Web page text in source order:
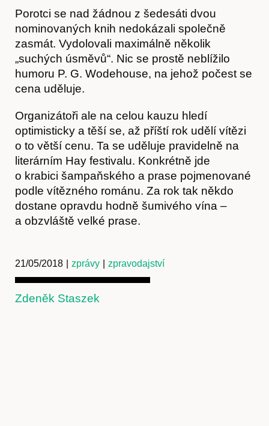
O nás
Obchod
Porotci se nad žádnou z šedesáti dvou
nominovaných knih nedokázali společně
zasmát. Vydolovali maximálně několik
„suchých úsměvů“. Nic se prostě neblížilo
humoru P. G. Wodehouse, na jehož počest se
cena uděluje.
Organizátoři ale na celou kauzu hledí
optimisticky a těší se, až příští rok udělí vítězi
o to větší cenu. Ta se uděluje pravidelně na
literárním Hay festivalu. Konkrétně jde
o krabici šampaňského a prase pojmenované
podle vítězného románu. Za rok tak někdo
dostane opravdu hodně šumivého vína –
a obzvláště velké prase.
21/05/2018 zprávy zpravodajství
Zdeněk Staszek